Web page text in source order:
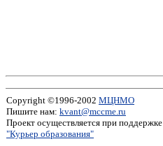
Copyright ©1996-2002 МЦНМО
Пишите нам: kvant@mccme.ru
Проект осуществляется при поддержке
"Курьер образования"